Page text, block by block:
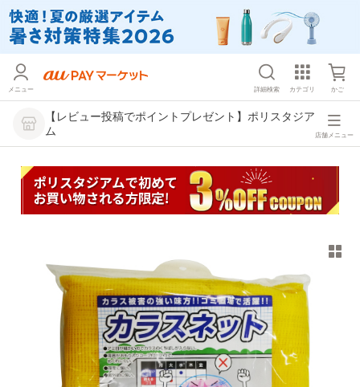
メニュー 詳細検索 カテゴリ かご
【レビュー投稿でポイントプレゼント】ポリスタジア
ム
店舗メニュー